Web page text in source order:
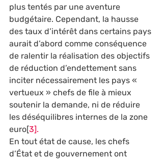
plus tentés par une aventure
budgétaire. Cependant, la hausse
des taux d’intérêt dans certains pays
aurait d’abord comme conséquence
de ralentir la réalisation des objectifs
de réduction d’endettement sans
inciter nécessairement les pays «
vertueux » chefs de file à mieux
soutenir la demande, ni de réduire
les déséquilibres internes de la zone
euro[3].
En tout état de cause, les chefs
d’État et de gouvernement ont